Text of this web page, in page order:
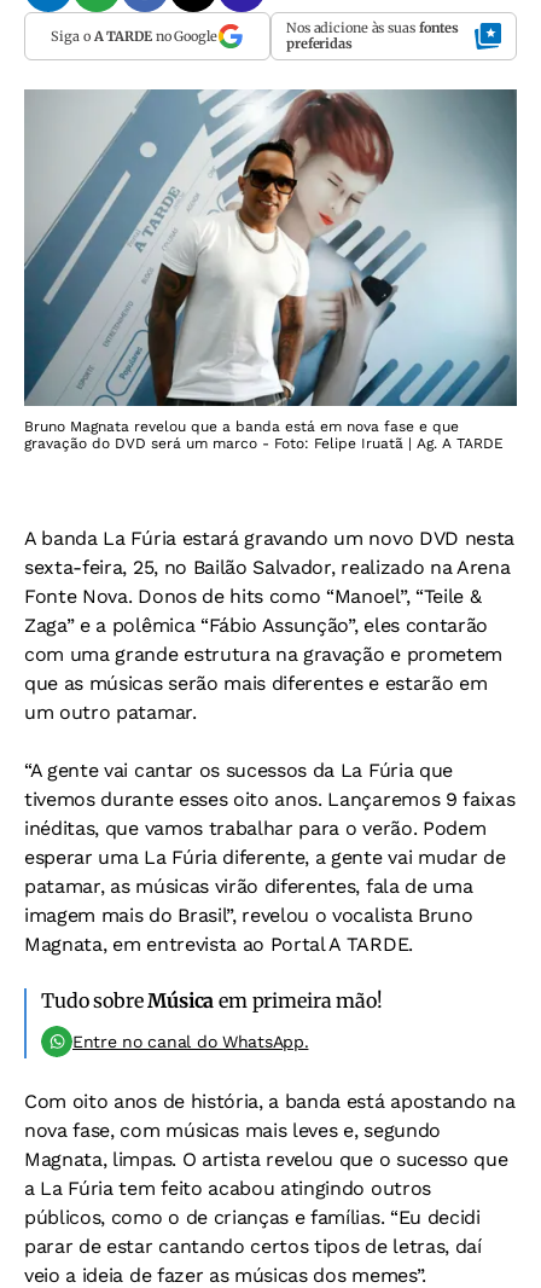
Siga o A TARDEno Google Nos adicione às suas fontes
preferidas
Bruno Magnata revelou que a banda está em nova fase e que
gravação do DVD será um marco - Foto: Felipe Iruatã | Ag. A TARDE
A banda La Fúria estará gravando um novo DVD nesta
sexta-feira, 25, no Bailão Salvador, realizado na Arena
Fonte Nova. Donos de hits como “Manoel”, “Teile &
Zaga” e a polêmica “Fábio Assunção”, eles contarão
com uma grande estrutura na gravação e prometem
que as músicas serão mais diferentes e estarão em
um outro patamar.
“A gente vai cantar os sucessos da La Fúria que
tivemos durante esses oito anos. Lançaremos 9 faixas
inéditas, que vamos trabalhar para o verão. Podem
esperar uma La Fúria diferente, a gente vai mudar de
patamar, as músicas virão diferentes, fala de uma
imagem mais do Brasil”, revelou o vocalista Bruno
Magnata, em entrevista ao Portal A TARDE.
Tudo sobreMúsica em primeira mão!
Entre no canal do WhatsApp.
Com oito anos de história, a banda está apostando na
nova fase, com músicas mais leves e, segundo
Magnata, limpas. O artista revelou que o sucesso que
a La Fúria tem feito acabou atingindo outros
públicos, como o de crianças e famílias. “Eu decidi
parar de estar cantando certos tipos de letras, daí
veio a ideia de fazer as músicas dos memes”.